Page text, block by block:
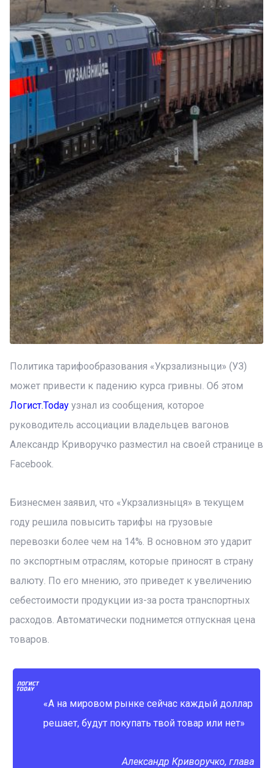
Политика тарифообразования «Укрзализныци» (УЗ)
может привести к падению курса гривны. Об этом
Логист.Today узнал из сообщения, которое
руководитель ассоциации владельцев вагонов
Александр Криворучко разместил на своей странице в
Facebook.
Бизнесмен заявил, что «Укрзализныця» в текущем
году решила повысить тарифы на грузовые
перевозки более чем на 14%. В основном это ударит
по экспортным отраслям, которые приносят в страну
валюту. По его мнению, это приведет к увеличению
себестоимости продукции из-за роста транспортных
расходов. Автоматически поднимется отпускная цена
товаров.
«А на мировом рынке сейчас каждый доллар
решает, будут покупать твой товар или нет»
Александр Криворучко, глава